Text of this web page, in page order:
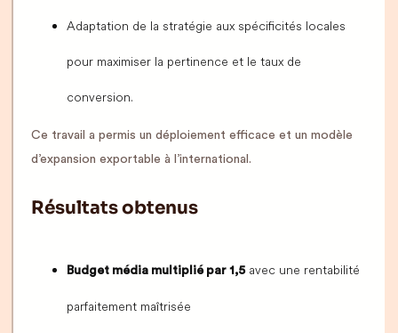
Adaptation de la stratégie aux spécificités locales
pour maximiser la pertinence et le taux de
conversion.
Ce travail a permis un déploiement efficace et un modèle
d’expansion exportable à l’international.
Résultats obtenus
Budget média multiplié par 1,5avec une rentabilité
parfaitement maîtrisée